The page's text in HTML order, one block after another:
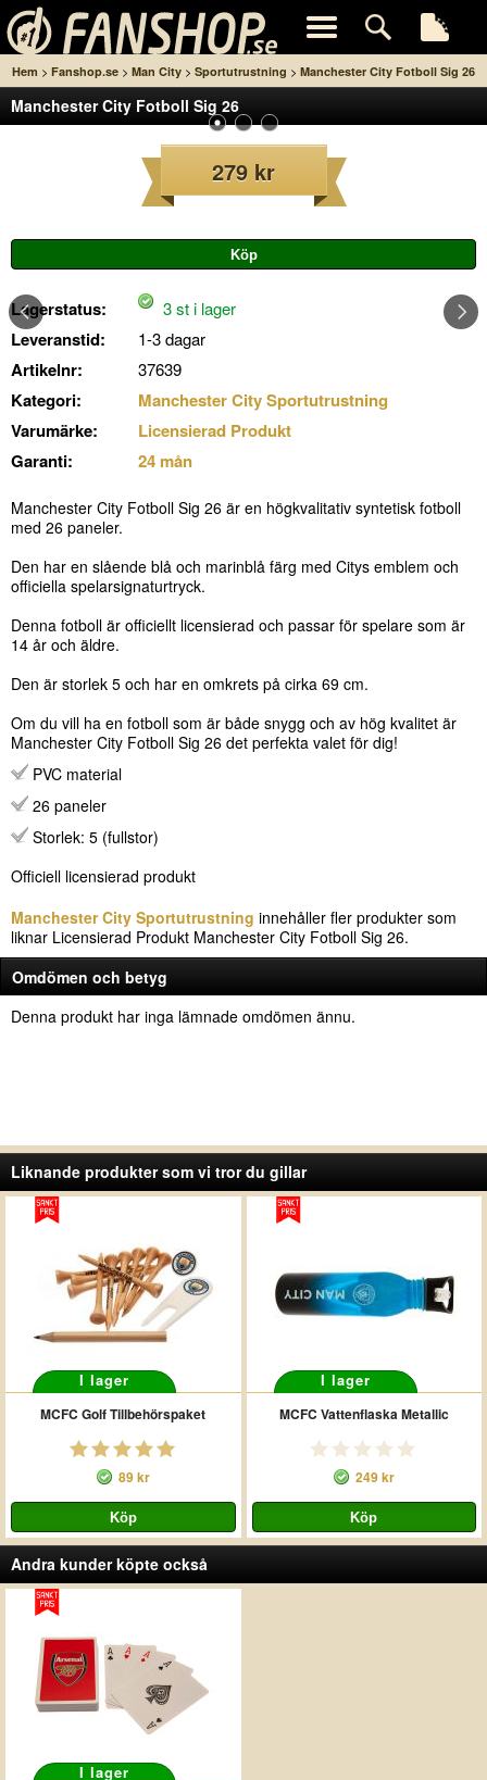
Hem > Fanshop.se > Man City > Sportutrustning > Manchester City Fotboll Sig 26
Manchester City Fotboll Sig 26
279 kr
Lagerstatus: 3 st i lager
Leveranstid: 1-3 dagar
Artikelnr: 37639
Kategori:
Manchester City Sportutrustning
Varumärke:
Licensierad Produkt
Garanti:
24 mån
Manchester City Fotboll Sig 26 är en högkvalitativ syntetisk fotboll
med 26 paneler.
Den har en slående blå och marinblå färg med Citys emblem och
officiella spelarsignaturtryck.
Denna fotboll är officiellt licensierad och passar för spelare som är
14 år och äldre.
Den är storlek 5 och har en omkrets på cirka 69 cm.
Om du vill ha en fotboll som är både snygg och av hög kvalitet är
Manchester City Fotboll Sig 26 det perfekta valet för dig!
PVC material
26 paneler
Storlek: 5 (fullstor)
Officiell licensierad produkt
Manchester City Sportutrustning innehåller fler produkter som
liknar Licensierad Produkt Manchester City Fotboll Sig 26.
Omdömen och betyg
Denna produkt har inga lämnade omdömen ännu.
Liknande produkter som vi tror du gillar
I lager
MCFC Golf Tillbehörspaket
89 kr
I lager
MCFC Vattenflaska Metallic
249 kr
Andra kunder köpte också
I lager